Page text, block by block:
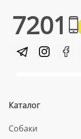
7201
Каталог
Собаки